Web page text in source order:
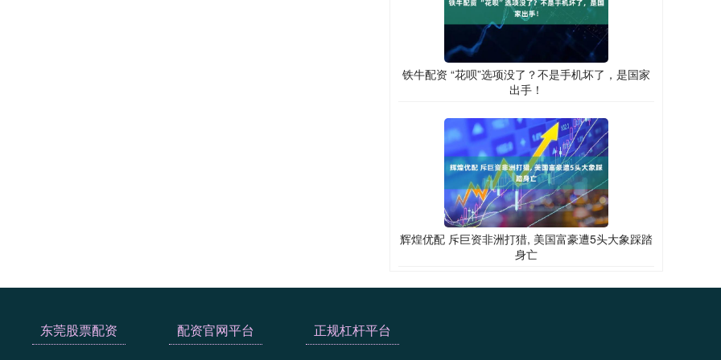
铁牛配资 “花呗”选项没了？不是手机坏了，是国家
出手！
辉煌优配 斥巨资非洲打猎, 美国富豪遭5头大象踩踏
身亡
东莞股票配资 配资官网平台 正规杠杆平台